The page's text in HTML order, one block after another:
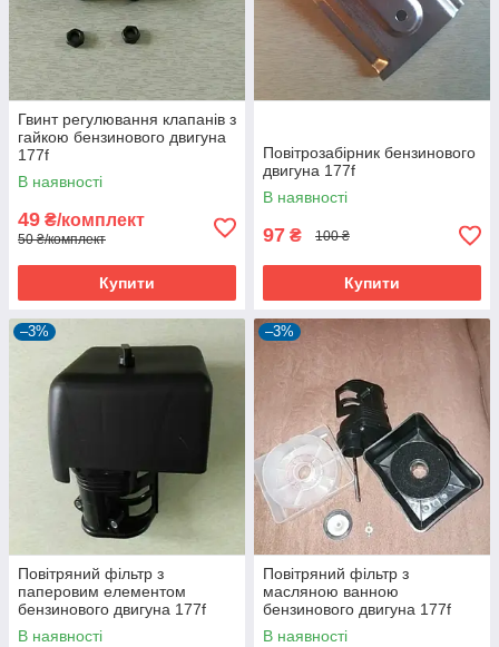
Гвинт регулювання клапанів з
гайкою бензинового двигуна
177f
В наявності
49 ₴/комплект
50 ₴/комплект
Купити
Повітрозабірник бензинового
двигуна 177f
В наявності
97 ₴ 100 ₴
Купити
–3%
Повітряний фільтр з
паперовим елементом
бензинового двигуна 177f
В наявності
–3%
Повітряний фільтр з
масляною ванною
бензинового двигуна 177f
В наявності